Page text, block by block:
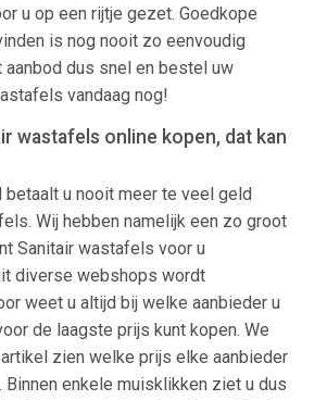
u op een rijtje gezet. Goedkope
is nog nooit zo eenvoudig
dus snel en bestel uw
vandaag nog!
wastafels online kopen, dat kan
betaalt u nooit meer te veel geld
Wij hebben namelijk een zo groot
Sanitair wastafels voor u
diverse webshops wordt
weet u altijd bij welke aanbieder u
de laagste prijs kunt kopen. We
zien welke prijs elke aanbieder
Binnen enkele muisklikken ziet u dus